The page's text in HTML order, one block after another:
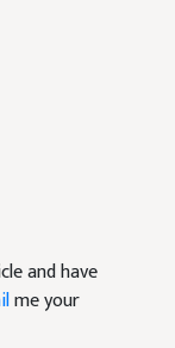
and have
me your